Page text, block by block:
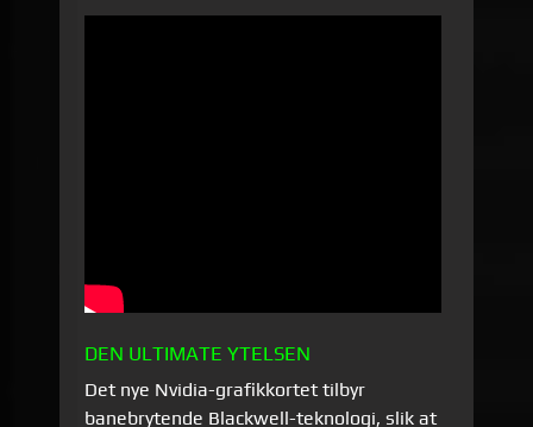
DEN ULTIMATE YTELSEN
Det nye Nvidia-grafikkortet tilbyr
banebrytende Blackwell-teknologi, slik at